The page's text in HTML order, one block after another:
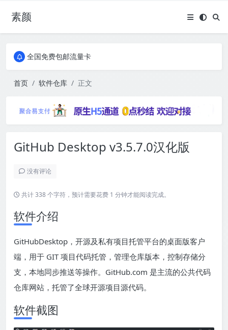
素颜
全国免费包邮流量卡
全国免费包邮流量卡
首页
软件仓库 正文
GitHub Desktop v3.5.7.0汉化版
没有评论
共计 338 个字符，预计需要花费 1 分钟才能阅读完成。
软件介绍
GitHubDesktop，开源及私有项目托管平台的桌面版客户
端，用于 GIT 项目代码托管，管理仓库版本，控制存储分
支，本地同步推送等操作。GitHub.com 是主流的公共代码
仓库网站，托管了全球开源项目源代码。
软件截图